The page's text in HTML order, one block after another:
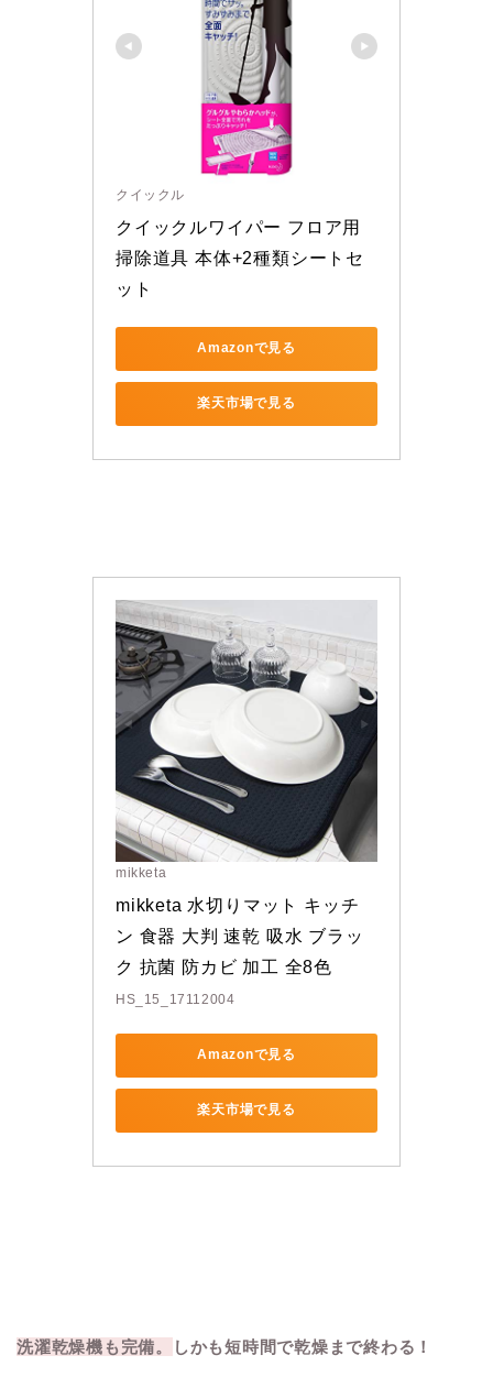
クイックル
クイックルワイパー フロア用
掃除道具 本体+2種類シートセ
ット
Amazonで見る
楽天市場で見る
mikketa
mikketa 水切りマット キッチ
ン 食器 大判 速乾 吸水 ブラッ
ク 抗菌 防カビ 加工 全8色
HS_15_17112004
Amazonで見る
楽天市場で見る
洗濯乾燥機も完備。 しかも短時間で乾燥まで終わる！